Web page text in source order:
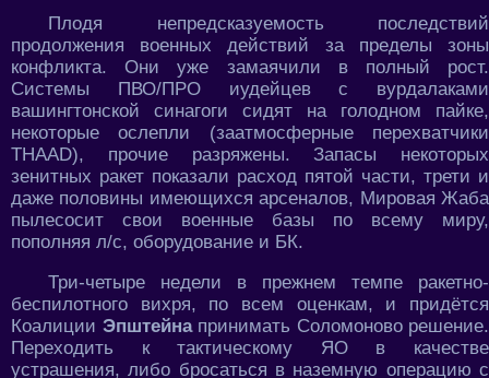
Плодя непредсказуемость последствий
продолжения военных действий за пределы зоны
конфликта. Они уже замаячили в полный рост.
Системы ПВО/ПРО иудейцев с вурдалаками
вашингтонской синагоги сидят на голодном пайке,
некоторые ослепли (заатмосферные перехватчики
THAAD), прочие разряжены. Запасы некоторых
зенитных ракет показали расход пятой части, трети и
даже половины имеющихся арсеналов, Мировая Жаба
пылесосит свои военные базы по всему миру,
пополняя л/с, оборудование и БК.
Три-четыре недели в прежнем темпе ракетно-
беспилотного вихря, по всем оценкам, и придётся
Коалиции Эпштейна принимать Соломоново решение.
Переходить к тактическому ЯО в качестве
устрашения, либо бросаться в наземную операцию с